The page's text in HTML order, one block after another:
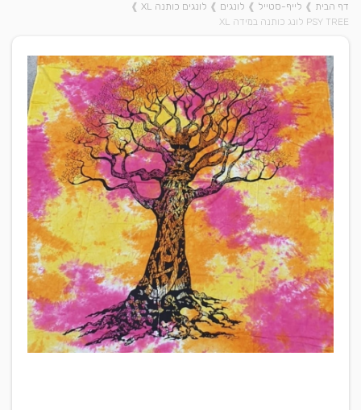
דף הבית ❱ לייף-סטייל ❱ לונגים ❱ לונגים כותנה XL
❱
PSY TREE לונג כותנה במידה XL